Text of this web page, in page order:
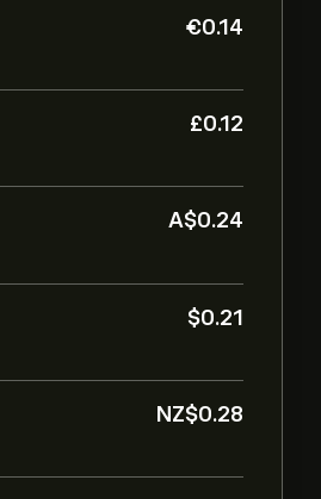
‎€‎0.14
‎£‎0.12
‎A$‎0.24
‎$‎0.21
‎NZ$‎0.28